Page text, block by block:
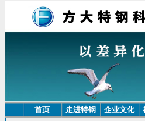
首页 走进特钢 企业文化